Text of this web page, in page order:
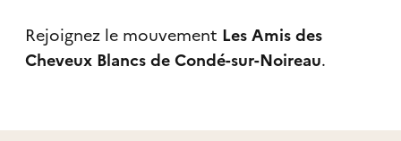
Rejoignez le mouvement Les Amis des
Cheveux Blancs de Condé-sur-Noireau.